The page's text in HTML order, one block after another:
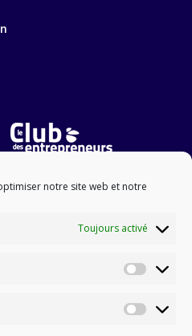
notre site web et notre
Toujours activé
FINANCIERS